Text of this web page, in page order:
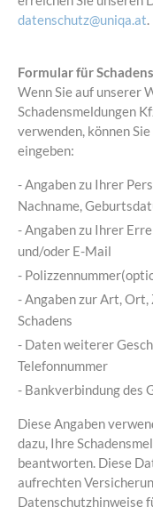
datenschutz@uniqa.at
Formular für
Wenn Sie auf unserer
Schadensmeldungen
verwenden, können
eingeben:
- Angaben zu Ihrer
Nachname,
- Angaben zu Ihrer
und/oder E-Mail
-
- Angaben zur Art,
Schadens
- Daten weiterer
Telefonnummer
- Bankverbindung des
Diese Angaben
dazu, Ihre
beantworten. Diese
aufrechten
Datenschutzhinweise